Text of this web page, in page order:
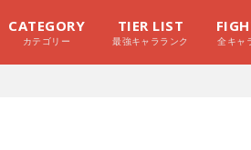
CATEGORY
カテゴリー
TIER LIST
最強キャラランク 全キャ